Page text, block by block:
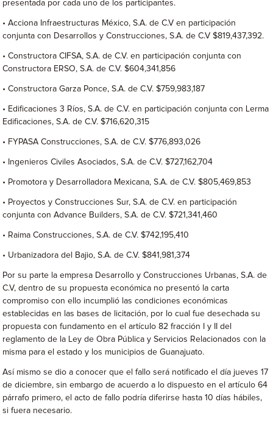
presentada por cada uno de los participantes.
• Acciona Infraestructuras México, S.A. de C.V en participación
conjunta con Desarrollos y Construcciones, S.A. de C.V $819,437,392.
• Constructora CIFSA, S.A. de C.V. en participación conjunta con
Constructora ERSO, S.A. de C.V. $604,341,856
• Constructora Garza Ponce, S.A. de C.V. $759,983,187
• Edificaciones 3 Ríos, S.A. de C.V. en participación conjunta con Lerma
Edificaciones, S.A. de C.V. $716,620,315
• FYPASA Construcciones, S.A. de C.V. $776,893,026
• Ingenieros Civiles Asociados, S.A. de C.V. $727,162,704
• Promotora y Desarrolladora Mexicana, S.A. de C.V. $805,469,853
• Proyectos y Construcciones Sur, S.A. de C.V. en participación
conjunta con Advance Builders, S.A. de C.V. $721,341,460
• Raima Construcciones, S.A. de C.V. $742,195,410
• Urbanizadora del Bajio, S.A. de C.V. $841,981,374
Por su parte la empresa Desarrollo y Construcciones Urbanas, S.A. de
C.V, dentro de su propuesta económica no presentó la carta
compromiso con ello incumplió las condiciones económicas
establecidas en las bases de licitación, por lo cual fue desechada su
propuesta con fundamento en el artículo 82 fracción I y II del
reglamento de la Ley de Obra Pública y Servicios Relacionados con la
misma para el estado y los municipios de Guanajuato.
Así mismo se dio a conocer que el fallo será notificado el día jueves 17
de diciembre, sin embargo de acuerdo a lo dispuesto en el artículo 64
párrafo primero, el acto de fallo podría diferirse hasta 10 días hábiles,
si fuera necesario.